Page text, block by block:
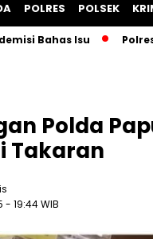
POLRES POLSEK
Isu Polres Asmat
Polda
Takaran
- 19:44 WIB